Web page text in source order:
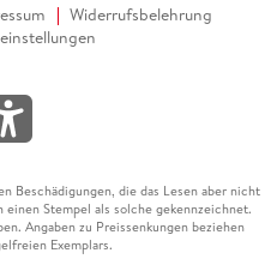
Widerrufsbelehrung
Beschädigungen, die das Lesen aber nicht
Stempel als solche gekennzeichnet.
Angaben zu Preissenkungen beziehen
Exemplars.